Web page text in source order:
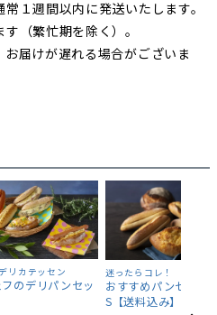
１週間以内に発送いたします。
（繁忙期を除く）。
届けが遅れる場合がございま
リカテッセン
のデリパンセッ
迷ったらコレ！
おすすめパンセット
S【送料込み】